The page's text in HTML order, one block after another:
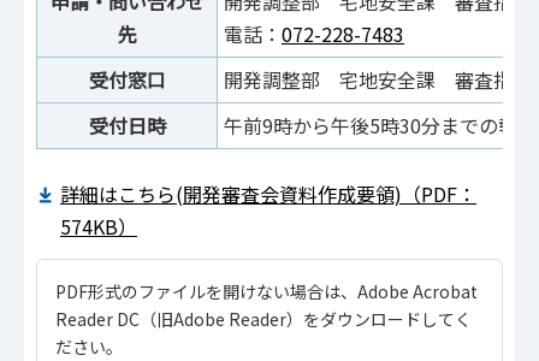
先
電話： 072-228-7483
受付窓口
開発調整部 宅地安全課 審査指導
受付日時
午前9時から午後5時30分までの執
詳細はこちら(開発審査会資料作成要領)（PDF：
574KB）
PDF形式のファイルを開けない場合は、Adobe Acrobat
Reader DC（旧Adobe Reader）をダウンロードしてく
ださい。